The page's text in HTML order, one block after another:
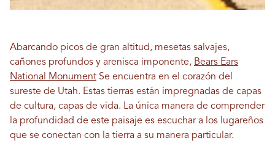
Abarcando picos de gran altitud, mesetas salvajes,
cañones profundos y arenisca imponente, Bears Ears
National Monument Se encuentra en el corazón del
sureste de Utah. Estas tierras están impregnadas de capas
de cultura, capas de vida. La única manera de comprender
la profundidad de este paisaje es escuchar a los lugareños
que se conectan con la tierra a su manera particular.